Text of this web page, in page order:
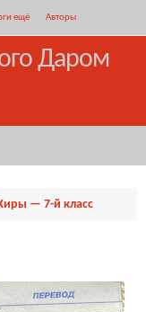
ещё Авторы
Даром
— 7-й класс